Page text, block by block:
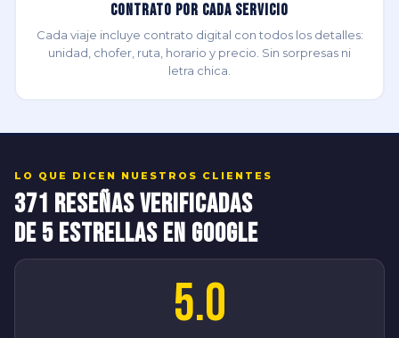
Contrato por Cada Servicio
Cada viaje incluye contrato digital con todos los detalles:
unidad, chofer, ruta, horario y precio. Sin sorpresas ni
letra chica.
LO QUE DICEN NUESTROS CLIENTES
371 Reseñas Verificadas
de 5 Estrellas en Google
5.0